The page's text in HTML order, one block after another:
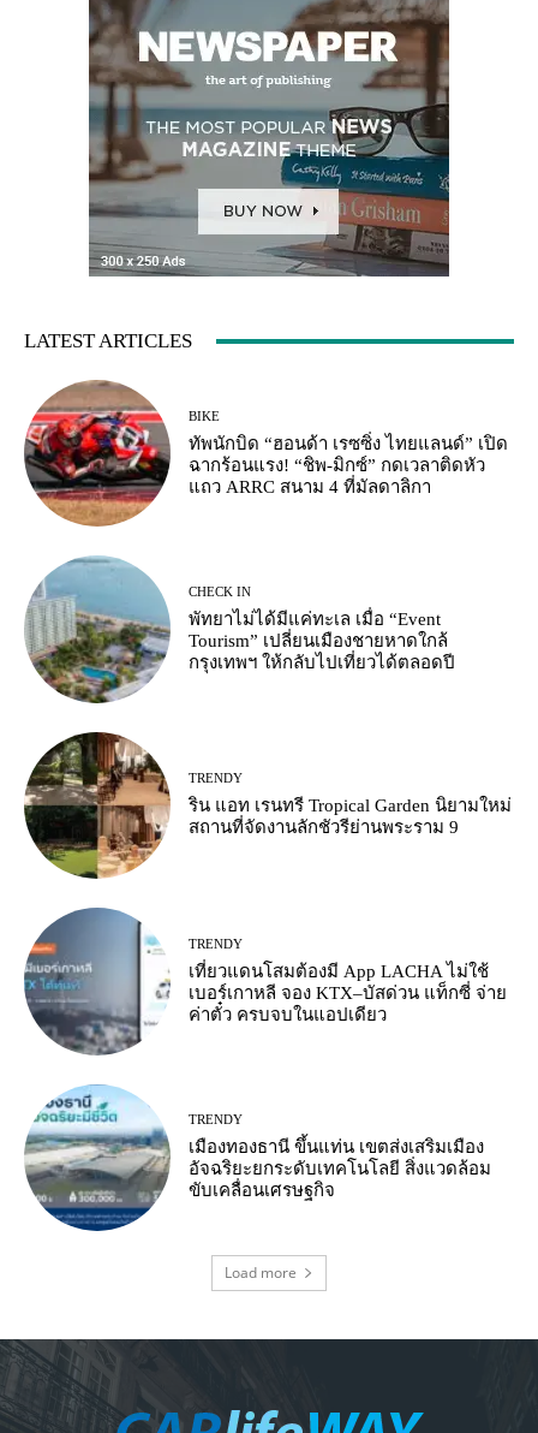
LATEST ARTICLES
BIKE
ทัพนักบิด “ฮอนด้า เรซซิ่ง ไทยแลนด์” เปิด
ฉากร้อนแรง! “ชิพ-มิกซ์” กดเวลาติดหัว
แถว ARRC สนาม 4 ที่มัลดาลิกา
CHECK IN
พัทยาไม่ได้มีแค่ทะเล เมื่อ “Event
Tourism” เปลี่ยนเมืองชายหาดใกล้
กรุงเทพฯ ให้กลับไปเที่ยวได้ตลอดปี
TRENDY
ริน แอท เรนทรี Tropical Garden นิยามใหม่
สถานที่จัดงานลักชัวรีย่านพระราม 9
TRENDY
เที่ยวแดนโสมต้องมี App LACHA ไม่ใช้
เบอร์เกาหลี จอง KTX–บัสด่วน แท็กซี่ จ่าย
ค่าตั๋ว ครบจบในแอปเดียว
TRENDY
เมืองทองธานี ขึ้นแท่น เขตส่งเสริมเมือง
อัจฉริยะยกระดับเทคโนโลยี สิ่งแวดล้อม
ขับเคลื่อนเศรษฐกิจ
Load more